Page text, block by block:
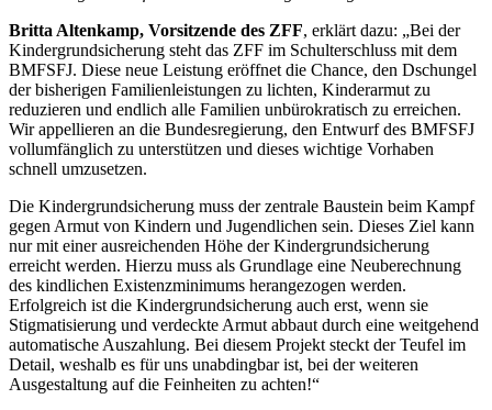
Britta Altenkamp, Vorsitzende des ZFF, erklärt dazu: „Bei der
Kindergrundsicherung steht das ZFF im Schulterschluss mit dem
BMFSFJ. Diese neue Leistung eröffnet die Chance, den Dschungel
der bisherigen Familienleistungen zu lichten, Kinderarmut zu
reduzieren und endlich alle Familien unbürokratisch zu erreichen.
Wir appellieren an die Bundesregierung, den Entwurf des BMFSFJ
vollumfänglich zu unterstützen und dieses wichtige Vorhaben
schnell umzusetzen.
Die Kindergrundsicherung muss der zentrale Baustein beim Kampf
gegen Armut von Kindern und Jugendlichen sein. Dieses Ziel kann
nur mit einer ausreichenden Höhe der Kindergrundsicherung
erreicht werden. Hierzu muss als Grundlage eine Neuberechnung
des kindlichen Existenzminimums herangezogen werden.
Erfolgreich ist die Kindergrundsicherung auch erst, wenn sie
Stigmatisierung und verdeckte Armut abbaut durch eine weitgehend
automatische Auszahlung. Bei diesem Projekt steckt der Teufel im
Detail, weshalb es für uns unabdingbar ist, bei der weiteren
Ausgestaltung auf die Feinheiten zu achten!“